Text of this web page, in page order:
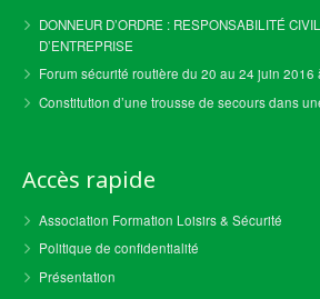
DONNEUR D’ORDRE : RESPONSABILITÉ
D’ENTREPRISE
Forum sécurité routière du 20 au 24 juin 2016
Constitution d’une trousse de secours dans
Accès rapide
Association Formation Loisirs & Sécurité
Politique de confidentialité
Présentation